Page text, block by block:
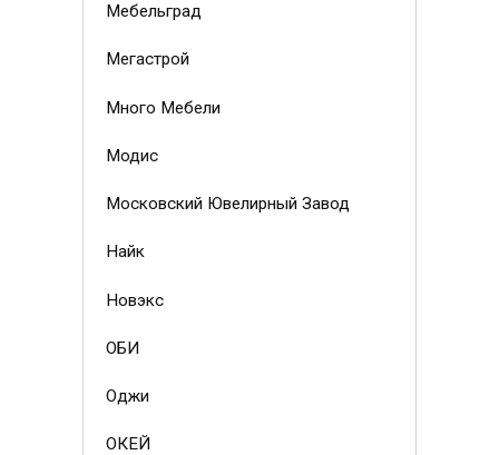
Мебельград
Мегастрой
Много Мебели
Модис
Московский Ювелирный Завод
Найк
Новэкс
ОБИ
Оджи
ОКЕЙ